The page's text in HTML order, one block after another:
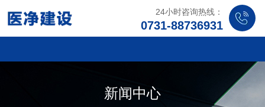
24小时咨询热线：
0731-88736931
新闻中心